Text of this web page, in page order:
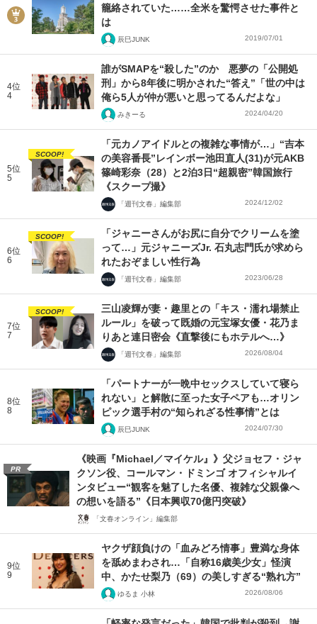
籠絡されていた……全米を驚愕させた事件と
は
辰巳JUNK 2019/07/01
4位
4
誰がSMAPを“殺した”のか 悪夢の「公開処
刑」から8年後に明かされた“答え”「世の中は
俺ら5人が仲が悪いと思ってるんだよな」
みきーる 2024/04/20
5位
5
SCOOP!
「元カノアイドルとの複雑な事情が…」“吉本
の美容番長”レインボー池田直人(31)が元AKB
篠崎彩奈（28）と2泊3日“超親密”韓国旅行
《スクープ撮》
「週刊文春」編集部 2024/12/02
6位
6
SCOOP!
「ジャニーさんがお尻に自分でクリームを塗
って…」元ジャニーズJr. 石丸志門氏が求めら
れたおぞましい性行為
「週刊文春」編集部 2023/06/28
7位
7
SCOOP!
三山凌輝が妻・趣里との「キス・濡れ場禁止
ルール」を破って既婚の元宝塚女優・花乃ま
りあと連日密会《直撃後にもホテルへ…》
「週刊文春」編集部 2026/08/04
8位
8
「パートナーが一晩中セックスしていて寝ら
れない」と解散に至った女子ペアも…オリン
ピック選手村の“知られざる性事情”とは
辰巳JUNK 2024/07/30
PR
《映画『Michael／マイケル』》父ジョセフ・ジャ
クソン役、コールマン・ドミンゴ オフィシャルイ
ンタビュー“観客を魅了した名優、複雑な父親像へ
の想いを語る”《日本興収70億円突破》
「文春オンライン」編集部
9位
9
ヤクザ顔負けの「血みどろ情事」豊満な身体
を舐めまわされ…「自称16歳美少女」怪演
中、かたせ梨乃（69）の美しすぎる“熟れ方”
ゆるま 小林 2026/08/06